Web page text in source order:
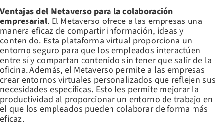
Ventajas del Metaverso para la colaboración
empresarial. El Metaverso ofrece a las empresas una
manera eficaz de compartir información, ideas y
contenido. Esta plataforma virtual proporciona un
entorno seguro para que los empleados interactúen
entre sí y compartan contenido sin tener que salir de la
oficina. Además, el Metaverso permite a las empresas
crear entornos virtuales personalizados que reflejen sus
necesidades específicas. Esto les permite mejorar la
productividad al proporcionar un entorno de trabajo en
el que los empleados pueden colaborar de forma más
eficaz.